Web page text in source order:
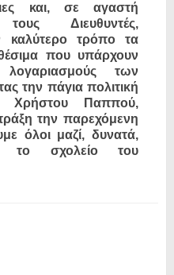
και, σε αγαστή
Διευθυντές,
καλύτερο τρόπο τα
που υπάρχουν
λογαριασμούς των
την πάγια πολιτική
Χρήστου Παππού,
την παρεχόμενη
όλοι μαζί, δυνατά,
το σχολείο του